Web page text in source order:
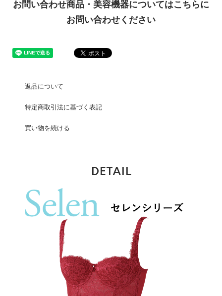
お問い合わせ商品・美容機器についてはこちらに
お問い合わせください
返品について
特定商取引法に基づく表記
買い物を続ける
DETAIL